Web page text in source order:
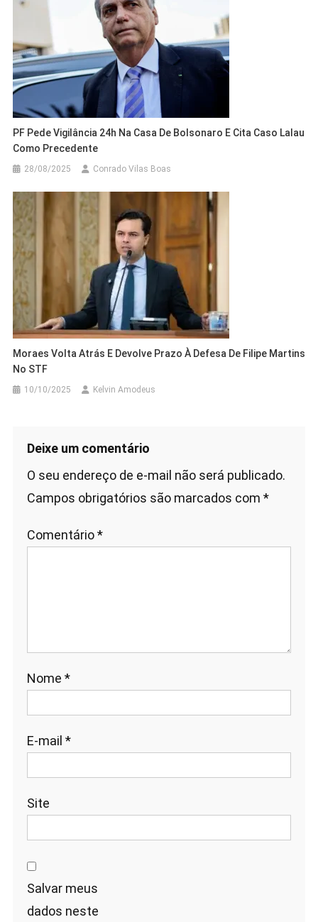
PF Pede Vigilância 24h Na Casa De Bolsonaro E Cita Caso Lalau
Como Precedente
28/08/2025 Conrado Vilas Boas
Moraes Volta Atrás E Devolve Prazo À Defesa De Filipe Martins
No STF
10/10/2025 Kelvin Amodeus
Deixe um comentário
O seu endereço de e-mail não será publicado.
Campos obrigatórios são marcados com *
Comentário*
Nome *
E-mail *
Site
Salvar meus
dados neste